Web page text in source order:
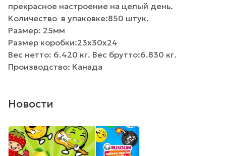
прекрасное настроение на целый день.
Количество в упаковке:850 штук.
Размер: 25мм
Размер коробки:23х30х24
Вес нетто: 6.420 кг. Вес брутто:6.830 кг.
Производство: Канада
Новости